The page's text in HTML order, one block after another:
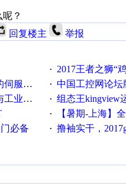
？
回复楼主 举报
· 2017王者之狮“鸡”情签到
是什么？ · 中国工控网论坛版
通知！ · 组态王kingview
· 【暑期-上海】全国工业
必备 · 撸袖实干，2017gongkong®第